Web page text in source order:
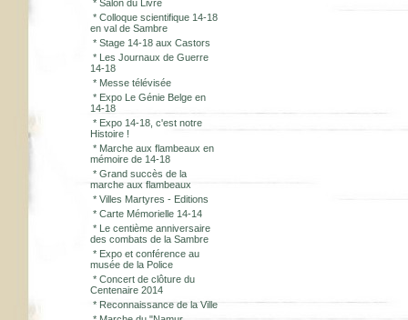
* Salon du Livre
* Colloque scientifique 14-18
en val de Sambre
* Stage 14-18 aux Castors
* Les Journaux de Guerre
14-18
* Messe télévisée
* Expo Le Génie Belge en
14-18
* Expo 14-18, c'est notre
Histoire !
* Marche aux flambeaux en
mémoire de 14-18
* Grand succès de la
marche aux flambeaux
* Villes Martyres - Editions
* Carte Mémorielle 14-14
* Le centième anniversaire
des combats de la Sambre
* Expo et conférence au
musée de la Police
* Concert de clôture du
Centenaire 2014
* Reconnaissance de la Ville